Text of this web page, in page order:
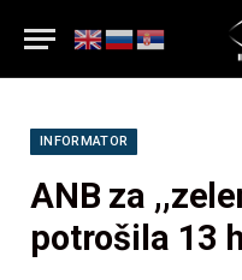
INFORMATOR
ANB za
potrošila 13